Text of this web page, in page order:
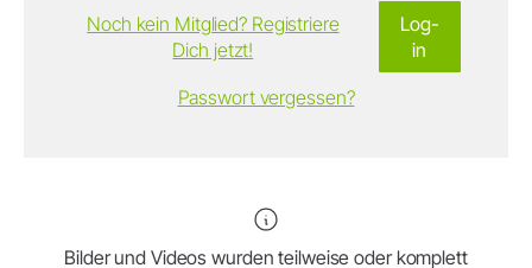
Log-
in
Noch kein Mitglied? Registriere
Dich jetzt!
Passwort vergessen?
Bilder und Videos wurden teilweise oder komplett